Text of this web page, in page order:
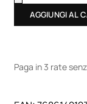
AGGIUNGI AL
Paga in 3 rate